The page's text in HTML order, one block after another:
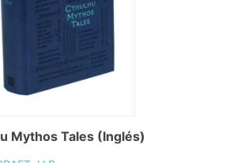
Mythos Tales (Inglés)